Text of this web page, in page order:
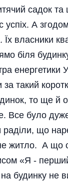
садок
успіх. А
Їх власники
біля
енергетики
такий
то ще й
Все було
що
житло. А що
«Я -
будинку не